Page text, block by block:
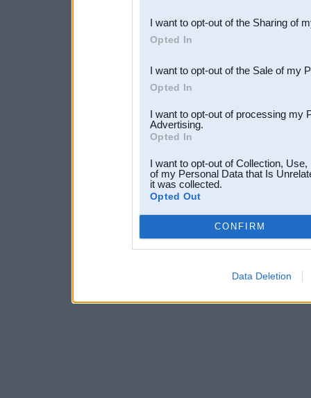
Downstream Participants
third parties.
I want to opt-out of the Sharing of
Opted In
I want to opt-out of the Sale of my
Opted In
I want to opt-out of processing my
Advertising.
Opted In
I want to opt-out of Collection,
of my Personal Data that Is
it was collected.
Opted Out
CONFIRM
Data Deletion